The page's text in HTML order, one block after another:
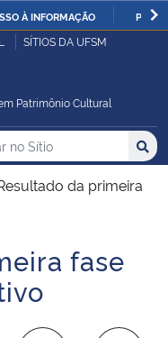
À INFORMAÇÃO
SÍTIOS DA UFSM
Patrimônio Cultural
no no Sítio
da primeira
fase